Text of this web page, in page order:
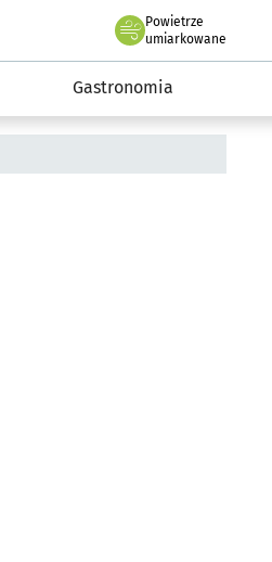
Powietrze
we Wrocławiu
umiarkowane
Gastronomia